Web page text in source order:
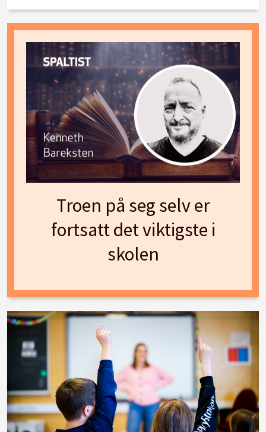
Troen på seg selv er
fortsatt det viktigste i
skolen